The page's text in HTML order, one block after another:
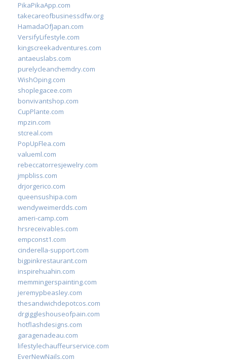
PikaPikaApp.com
takecareofbusinessdfw.org
HamadaOfJapan.com
VersifyLifestyle.com
kingscreekadventures.com
antaeuslabs.com
purelycleanchemdry.com
WishOping.com
shoplegacee.com
bonvivantshop.com
CupPlante.com
mpzin.com
stcreal.com
PopUpFlea.com
valueml.com
rebeccatorresjewelry.com
jmpbliss.com
drjorgerico.com
queensushipa.com
wendyweimerdds.com
ameri-camp.com
hrsreceivables.com
empconst1.com
cinderella-support.com
bigpinkrestaurant.com
inspirehuahin.com
memmingerspainting.com
jeremypbeasley.com
thesandwichdepotcos.com
drgiggleshouseofpain.com
hotflashdesigns.com
garagenadeau.com
lifestylechauffeurservice.com
EverNewNails.com